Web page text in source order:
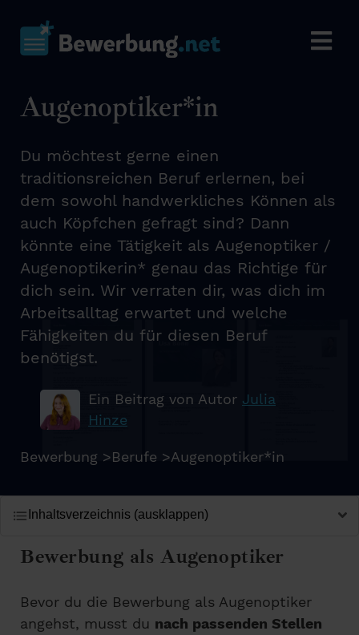
Augenoptiker*in
Du möchtest gerne einen
traditionsreichen Beruf erlernen, bei
dem sowohl handwerkliches Können als
auch Köpfchen gefragt sind? Dann
könnte eine Tätigkeit als Augenoptiker /
Augenoptikerin* genau das Richtige für
dich sein. Wir verraten dir, was dich im
Arbeitsalltag erwartet und welche
Fähigkeiten du für diesen Beruf
benötigst.
Ein Beitrag von Autor Julia
Hinze
Bewerbung >Berufe >Augenoptiker*in
Inhaltsverzeichnis (ausklappen)
Bewerbung als Augenoptiker
Bevor du die Bewerbung als Augenoptiker
angehst, musst du nach passenden Stellen